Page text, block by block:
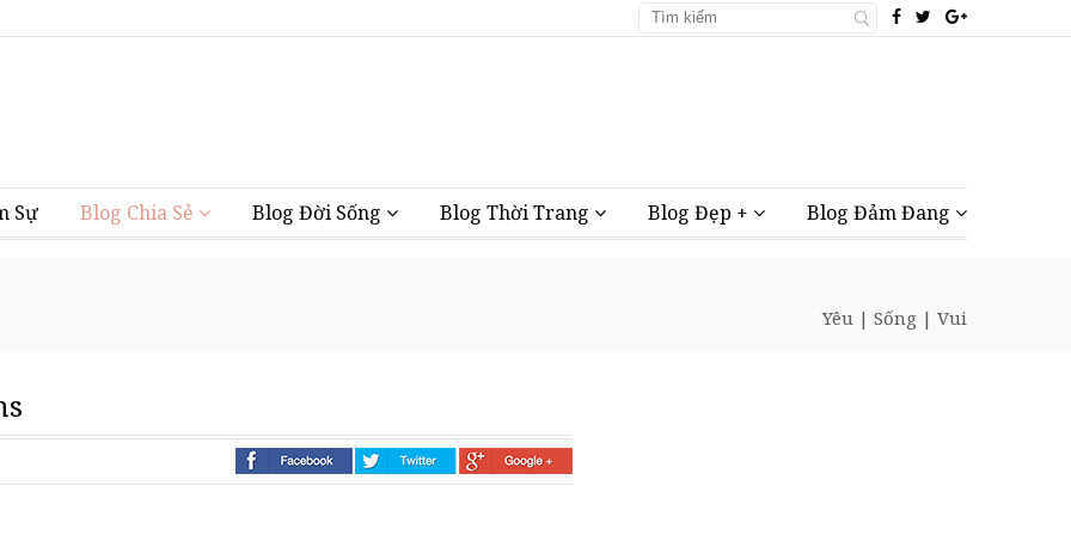
Tàu
Sự Blog Chia Sẻ Blog Đời Sống Blog Thời Trang Blog Đẹp + Blog Đảm Đang
Yêu | Sống | Vui